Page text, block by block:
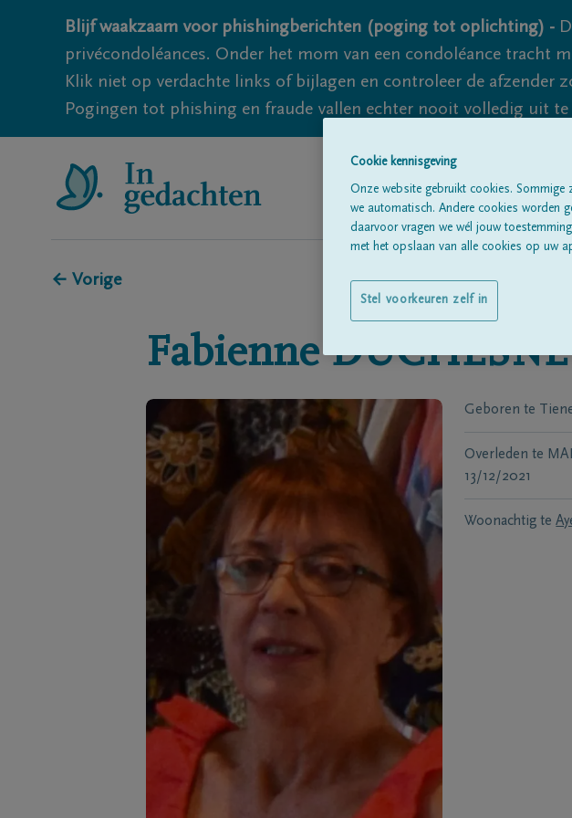
Blijf waakzaam voor phishingberichten (poging tot oplichting) -
privécondoléances. Onder het mom van een condoléance tracht
Klik niet op verdachte links of bijlagen en controleer de afzender
Pogingen tot phishing en fraude vallen echter nooit volledig uit
← Vorige
Fabienne DUCHESNE
Geboren te
Overleden te
13/12/2021
Woonachtig te
Cookie kennisgeving
Onze website gebruikt cookies.
we automatisch. Andere cookies worden
daarvoor vragen we wél jouw
met het opslaan van alle cookies op uw
Stel voorkeuren zelf in